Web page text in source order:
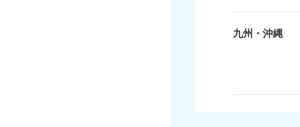
九州・沖縄